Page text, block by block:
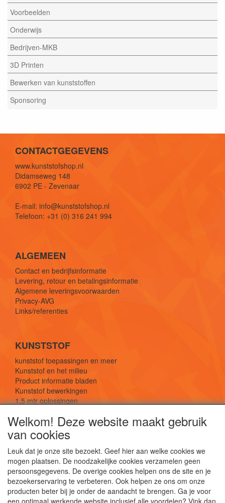
Voorbeelden
Onderwijs
Bedrijven-MKB
3D Printen
Bewerken van kunststoffen
Sponsoring
CONTACTGEGEVENS
www.kunststofshop.nl
Didamseweg 148
6902 PE - Zevenaar
E-mail: info@kunststofshop.nl
Telefoon: +31 (0) 316 241 994
ALGEMEEN
Contact en bedrijfsinformatie
Levering, retour en betalingsinformatie
Algemene leveringsvoorwaarden
Privacy-AVG
Links/referenties
KUNSTSTOF
kunststof toepassingen en meer
Kunststof en het milieu
Product informatie bladen
Kunststof bewerkingen
1,5 mtr oplossingen
SOCIALE MEDIA
Welkom! Deze website maakt gebruik
van cookies
Leuk dat je onze site bezoekt. Geef hier aan welke cookies we
mogen plaatsen. De noodzakelijke cookies verzamelen geen
persoonsgegevens. De overige cookies helpen ons de site en je
bezoekerservaring te verbeteren. Ook helpen ze ons om onze
producten beter bij je onder de aandacht te brengen. Ga je voor
een optimaal werkende website inclusief alle voordelen? Vink dan